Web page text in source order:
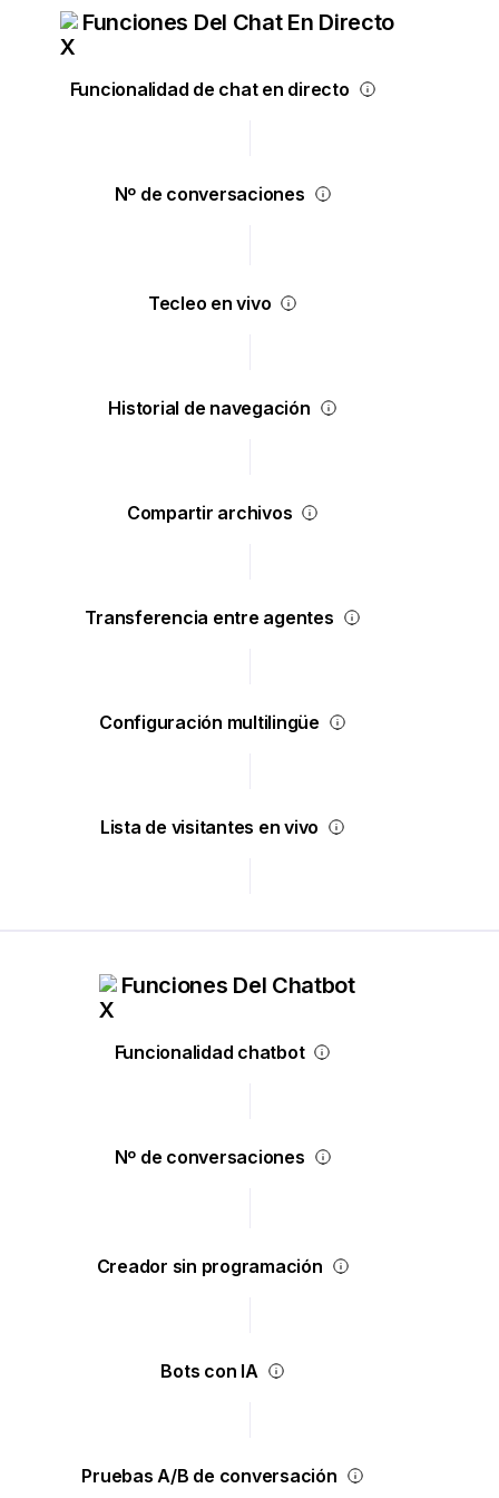
Funciones Del Chat En Directo
Funcionalidad de chat en directo
Nº de conversaciones
Tecleo en vivo
Historial de navegación
Compartir archivos
Transferencia entre agentes
Configuración multilingüe
Lista de visitantes en vivo
Funciones Del Chatbot
Funcionalidad chatbot
Nº de conversaciones
Creador sin programación
Bots con IA
Pruebas A/B de conversación